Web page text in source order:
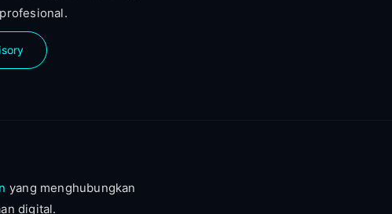
yang menghubungkan
digital.